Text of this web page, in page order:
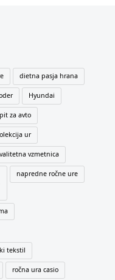
dietna pasja hrana
Hyundai
za avto
ur
vzmetnica
napredne ročne ure
tekstil
ročna ura casio